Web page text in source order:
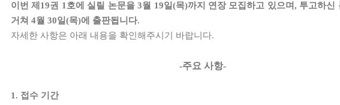
이번 제 19권 1 호에 실릴 논문을3월 19일(목)까지 연장 모집하고 있으며, 투고하신
거쳐 4월 30일(목)에 출판됩니다.
자세한 사항은 아래 내용을 확인해주시기 바랍니다.
-주요 사항-
1. 접수 기간